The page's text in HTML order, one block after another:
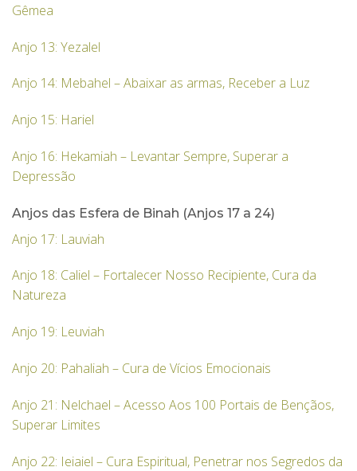
Gêmea
Anjo 13: Yezalel
Anjo 14: Mebahel – Abaixar as armas, Receber a Luz
Anjo 15: Hariel
Anjo 16: Hekamiah – Levantar Sempre, Superar a
Depressão
Anjos das Esfera de Binah (Anjos 17 a 24)
Anjo 17: Lauviah
Anjo 18: Caliel – Fortalecer Nosso Recipiente, Cura da
Natureza
Anjo 19: Leuviah
Anjo 20: Pahaliah – Cura de Vícios Emocionais
Anjo 21: Nelchael – Acesso Aos 100 Portais de Bençãos,
Superar Limites
Anjo 22: Ieiaiel – Cura Espiritual, Penetrar nos Segredos da